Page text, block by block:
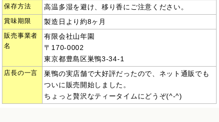
保存方法 高温多湿を避け、移り香にご注意ください。
賞味期限 製造日より約8ヶ月
販売事業者
名
有限会社山年園
〒170-0002
東京都豊島区巣鴨3-34-1
店長の一言
巣鴨の実店舗で大好評だったので、ネット通販でも
ついに販売開始しました。
ちょっと贅沢なティータイムにどうぞ(^-^)